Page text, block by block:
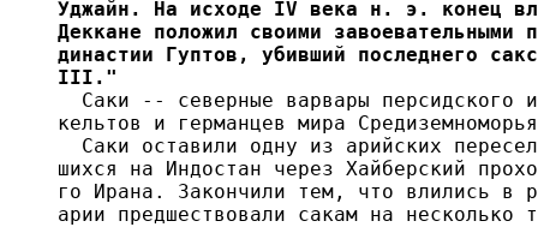
Уджайн. На исходе IV века н. э. конец
Деккане положил своими
династии Гуптов, убивший последнего
III."
Саки -- северные варвары персидского
кельтов и германцев мира
Саки оставили одну из арийских
шихся на Индостан через Хайберский
го Ирана. Закончили тем, что влились в
арии предшествовали сакам на несколько